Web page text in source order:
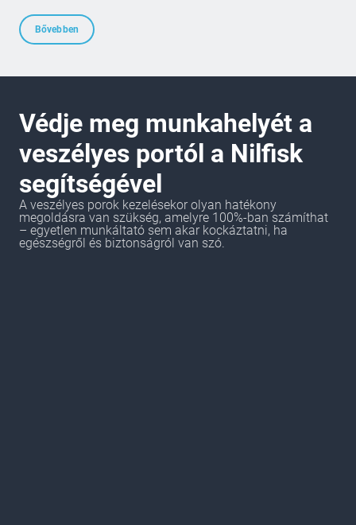
Bővebben
Védje meg munkahelyét a
veszélyes portól a Nilfisk
segítségével
A veszélyes porok kezelésekor olyan hatékony
megoldásra van szükség, amelyre 100%-ban számíthat
– egyetlen munkáltató sem akar kockáztatni, ha
egészségről és biztonságról van szó.